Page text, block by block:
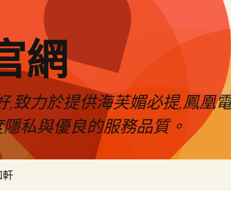
網
致力於提供海芙媚必提,鳳凰
私與優良的服務品質。
軒